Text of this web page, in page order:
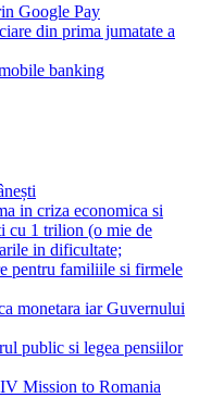
Google Pay
din prima jumatate a
banking
in criza economica si
cu 1 trilion (o mie de
in dificultate;
pentru familiile si firmele
monetara iar Guvernului
public si legea pensiilor
Mission to Romania